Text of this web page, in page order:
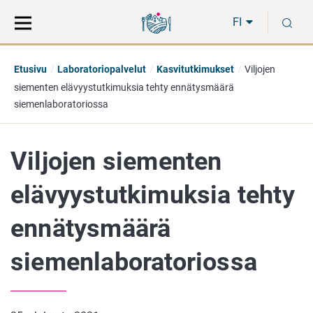
suoraan
sisältöön
koko
sivuston
FI
Etusivu Laboratoriopalvelut Kasvitutkimukset
Viljojen
siementen elävyystutkimuksia tehty ennätysmäärä
siemenlaboratoriossa
Viljojen siementen
elävyystutkimuksia tehty
ennätysmäärä
siemenlaboratoriossa